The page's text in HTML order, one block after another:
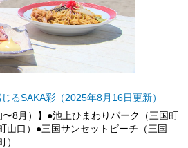
るSAKA彩（2025年8月16日更新）
〜8月）】●池上ひまわりパーク（三国町
山口）●三国サンセットビーチ（三国
）